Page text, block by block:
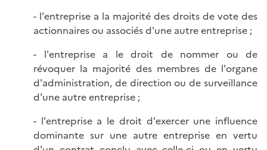
- l'entreprise a la majorité des droits de vote des
actionnaires ou associés d'une autre entreprise ;
- l'entreprise a le droit de nommer ou de
révoquer la majorité des membres de l'organe
d'administration, de direction ou de surveillance
d'une autre entreprise ;
- l'entreprise a le droit d'exercer une influence
dominante sur une autre entreprise en vertu